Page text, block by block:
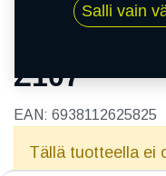
195/
Z107
EAN: 6938112625825
Tällä tuotteella ei
Salli vain